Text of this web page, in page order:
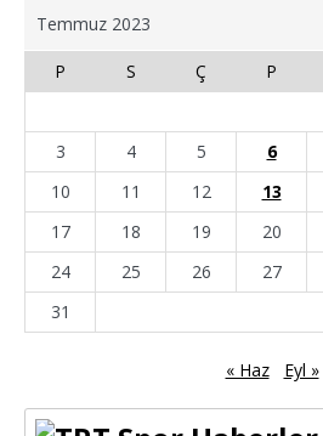
Temmuz 2023
P S Ç P
3
4 5 6
10
11 12 13
17
18 19 20
24
25 26 27
31
« Haz Eyl »